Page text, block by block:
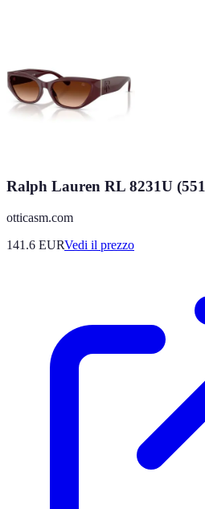
Ralph Lauren RL 8231U
otticasm.com
141.6 EURVedi il prezzo